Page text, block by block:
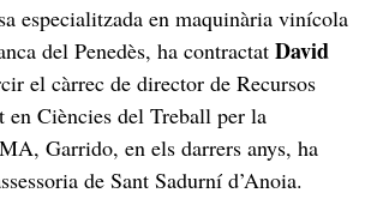
especialitzada en maquinària vinícola
del Penedès, ha contractat David
el càrrec de director de Recursos
en Ciències del Treball per la
Garrido, en els darrers anys, ha
de Sant Sadurní d’Anoia.